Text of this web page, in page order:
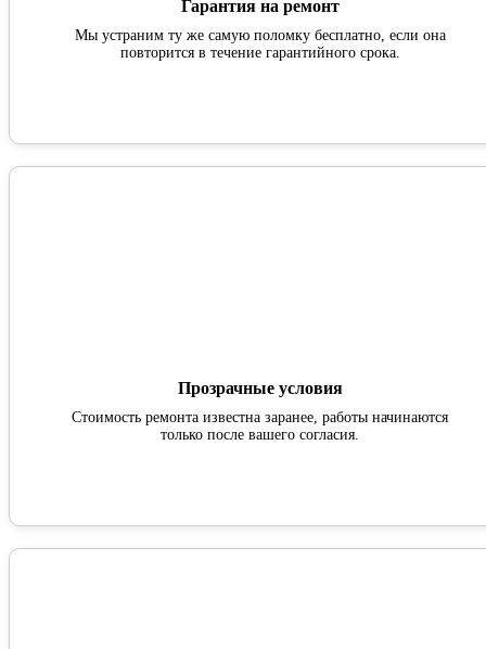
Гарантия на ремонт
Мы устраним ту же самую поломку бесплатно, если она
повторится в течение гарантийного срока.
Прозрачные условия
Стоимость ремонта известна заранее, работы начинаются
только после вашего согласия.